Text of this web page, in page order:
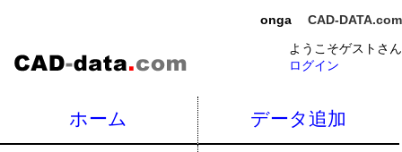
onga
CAD-DATA.com
ようこそゲストさん
ログイン
ホーム データ追加